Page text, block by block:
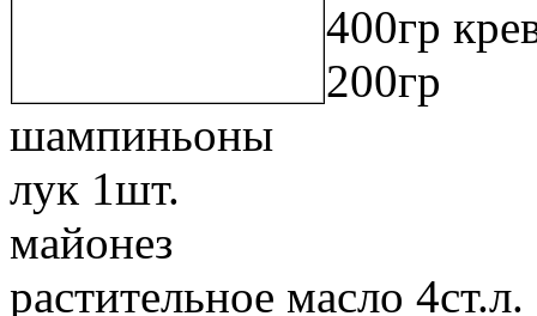
400гр
200гр
шампиньоны
лук 1шт.
майонез
растительное масло 4ст.л.